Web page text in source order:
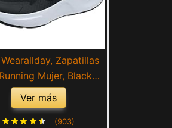
Zapatillas
Mujer, Black
LogoWhite Logo, 39
EU
Ver más
(903)